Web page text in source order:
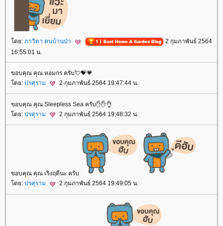
ดย: ภาวิดา คนบ้านป่า
2 กุมภาพันธ์ 2564
16:55:01 น.
ขอบคุณ คุณ หอมกร ครับ💘💝💗
ดย: ปรศุราม 2 กุมภาพันธ์ 2564 19:47:44 น.
ขอบคุณ คุณ Sleepless Sea ครับ✋✋👌
ดย: ปรศุราม 2 กุมภาพันธ์ 2564 19:48:32 น.
ขอบคุณ คุณ เริงฤดีนะ ครับ
ดย: ปรศุราม 2 กุมภาพันธ์ 2564 19:49:05 น.